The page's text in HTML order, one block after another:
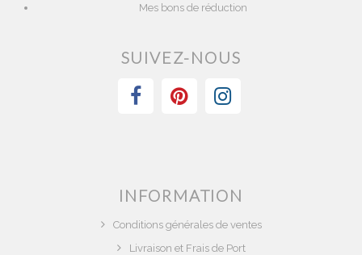
Mes bons de réduction
SUIVEZ-NOUS
INFORMATION
Conditions générales de ventes
Livraison et Frais de Port